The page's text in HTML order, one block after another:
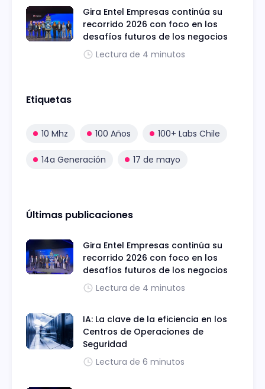
Gira Entel Empresas continúa su
recorrido 2026 con foco en los
desafíos futuros de los negocios
Lectura de 4 minutos
Etiquetas
10 Mhz 100 Años 100+ Labs Chile
14a Generación 17 de mayo
Últimas publicaciones
Gira Entel Empresas continúa su
recorrido 2026 con foco en los
desafíos futuros de los negocios
Lectura de 4 minutos
IA: La clave de la eficiencia en los
Centros de Operaciones de
Seguridad
Lectura de 6 minutos